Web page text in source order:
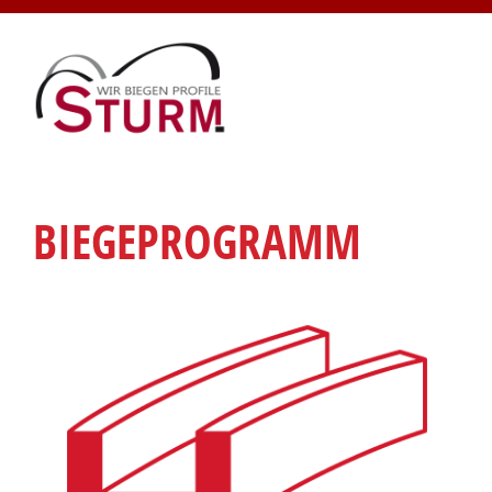
BIEGEPROGRAMM